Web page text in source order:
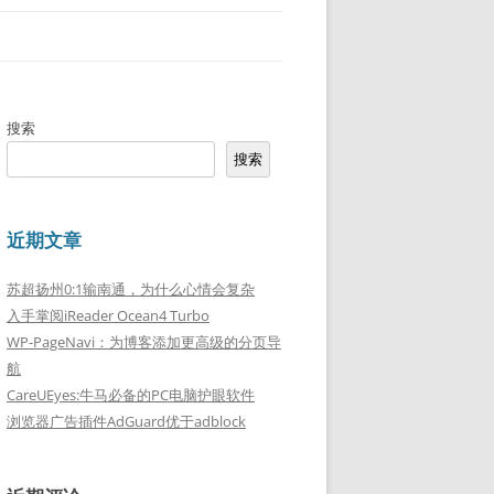
搜索
搜索
近期文章
苏超扬州0:1输南通，为什么心情会复杂
入手掌阅iReader Ocean4 Turbo
WP-PageNavi：为博客添加更高级的分页导
航
CareUEyes:牛马必备的PC电脑护眼软件
浏览器广告插件AdGuard优于adblock